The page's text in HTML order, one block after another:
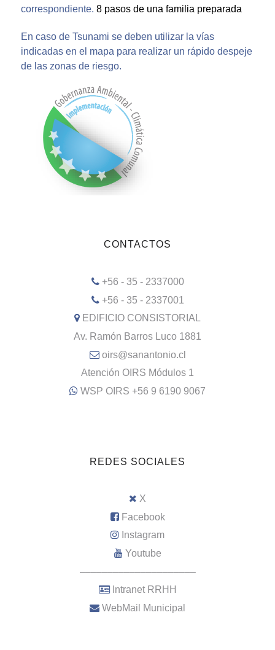
correspondiente. 8 pasos de una familia preparada
En caso de Tsunami se deben utilizar la vías
indicadas en el mapa para realizar un rápido despeje
de las zonas de riesgo.
CONTACTOS
+56 - 35 - 2337000
+56 - 35 - 2337001
EDIFICIO CONSISTORIAL
Av. Ramón Barros Luco 1881
oirs@sanantonio.cl
Atención OIRS Módulos 1
WSP OIRS +56 9 6190 9067
REDES SOCIALES
X
Facebook
Instagram
Youtube
–––––––––––––––––––––
Intranet RRHH
WebMail Municipal